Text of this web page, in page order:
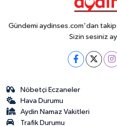
Gündemi aydinses.com'dan takip
Sizin sesiniz
Nöbetçi Eczaneler
Hava Durumu
Aydin Namaz Vakitleri
Trafik Durumu